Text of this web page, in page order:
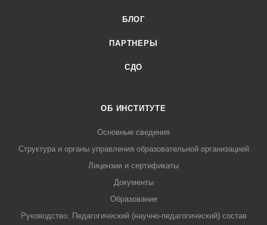
БЛОГ
ПАРТНЕРЫ
СДО
ОБ ИНСТИТУТЕ
Основные сведения
Структура и органы управления образовательной организацией
Лицензии и сертификаты
Документы
Образование
Руководство. Педагогический (научно-педагогический) состав